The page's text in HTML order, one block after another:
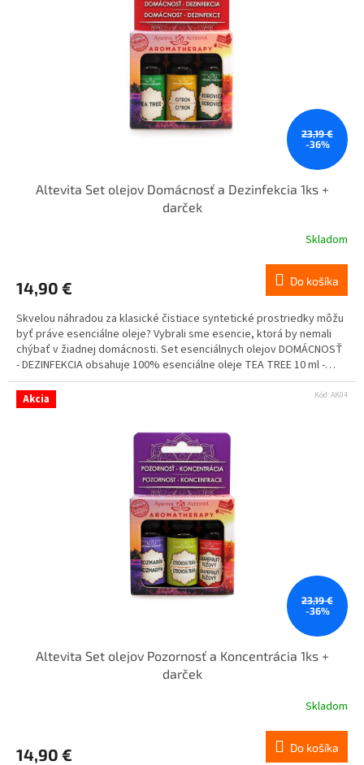
23,19 €
-36%
Altevita Set olejov Domácnosť a Dezinfekcia 1ks +
darček
Skladom
14,90 € Do košíka
Skvelou náhradou za klasické čistiace syntetické prostriedky môžu
byť práve esenciálne oleje? Vybrali sme esencie, ktorá by nemali
chýbať v žiadnej domácnosti. Set esenciálnych olejov DOMÁCNOSŤ
- DEZINFEKCIA obsahuje 100% esenciálne oleje TEA TREE 10 ml -
CITRÓN 10 ml - BOROVICA 10 ml.
Akcia
23,19 €
-36%
Altevita Set olejov Pozornosť a Koncentrácia 1ks +
darček
Skladom
14,90 € Do košíka
Kód:AK04